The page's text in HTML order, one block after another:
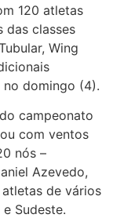
120 atletas
das classes
Wing
no domingo (4).
campeonato
com ventos
nós –
Azevedo,
de vários
Sudeste.